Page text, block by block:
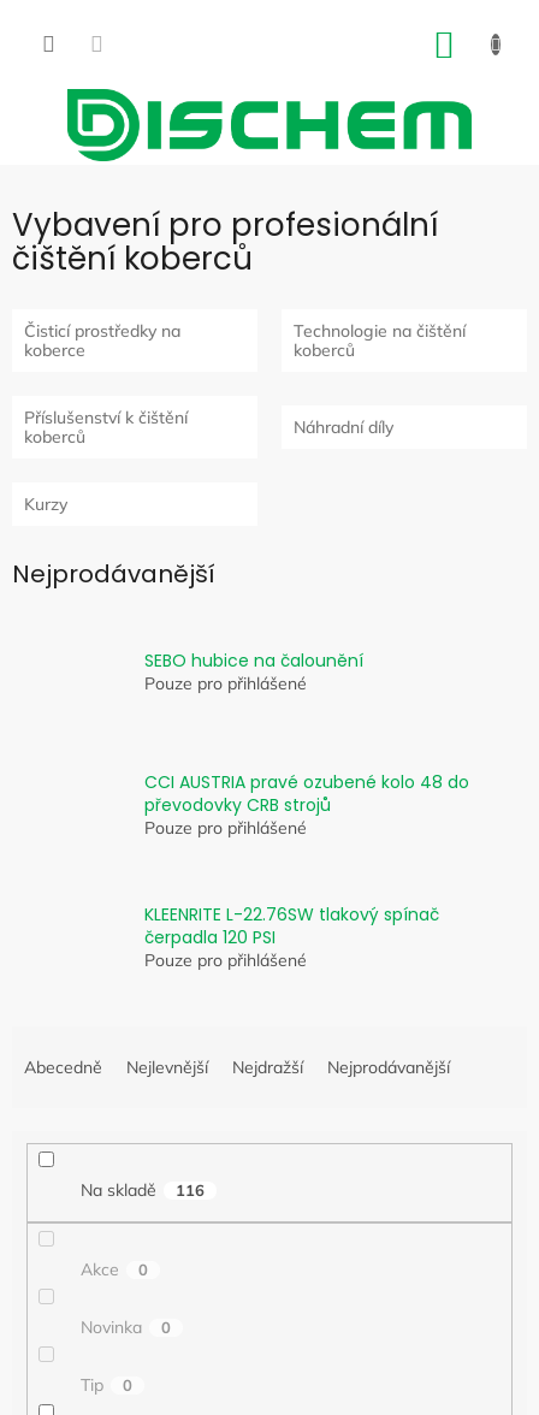
obsah
Vybavení pro profesionální
čištění koberců
Čisticí prostředky na
koberce
Technologie na čištění
koberců
Příslušenství k čištění
koberců
Náhradní díly
Kurzy
Nejprodávanější
SEBO hubice na čalounění
Pouze pro přihlášené
CCI AUSTRIA pravé ozubené kolo 48 do
převodovky CRB strojů
Pouze pro přihlášené
KLEENRITE L-22.76SW tlakový spínač
čerpadla 120 PSI
Pouze pro přihlášené
aAbecedně Nejlevnější Nejdražší Nejprodávanější
Na skladě 116
Akce 0
Novinka 0
Tip 0